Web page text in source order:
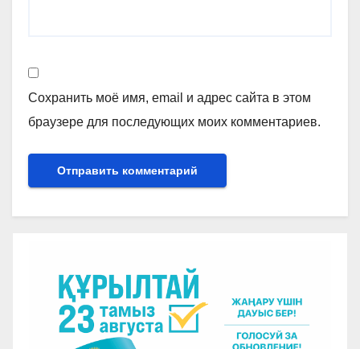
Сохранить моё имя, email и адрес сайта в этом
браузере для последующих моих комментариев.